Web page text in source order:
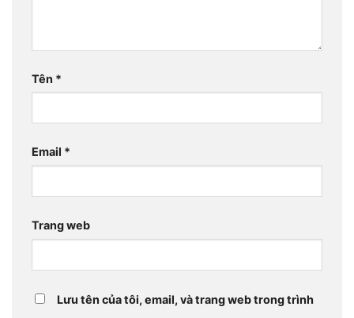
Tên *
Email *
Trang web
Lưu tên của tôi, email, và trang web trong trình